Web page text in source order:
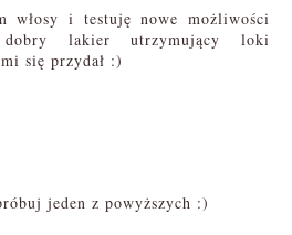
włosy i testuję nowe możliwości
lakier utrzymujący loki
się przydał :)
jeden z powyższych :)